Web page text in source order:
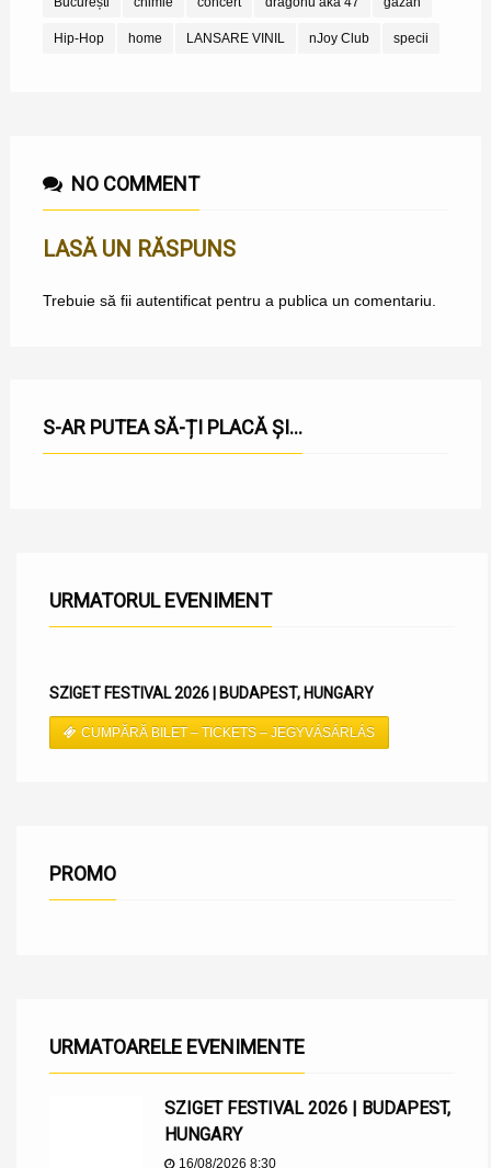
Hip-Hop home LANSARE VINIL nJoy Club specii
NO COMMENT
LASĂ UN RĂSPUNS
Trebuie să fii autentificatpentru a publica un comentariu.
S-AR PUTEA SĂ-ȚI PLACĂ ȘI...
URMATORUL EVENIMENT
SZIGET FESTIVAL 2026 | BUDAPEST, HUNGARY
CUMPĂRĂ BILET – TICKETS – JEGYVÁSÁRLÁS
PROMO
URMATOARELE EVENIMENTE
SZIGET FESTIVAL 2026 | BUDAPEST,
HUNGARY
16/08/2026 8:30